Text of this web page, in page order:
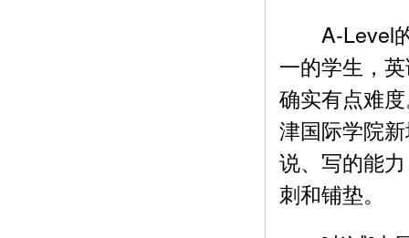
A-Level的
一的学生，
确实有点难
津国际学院
说、写的能
刺和铺垫。